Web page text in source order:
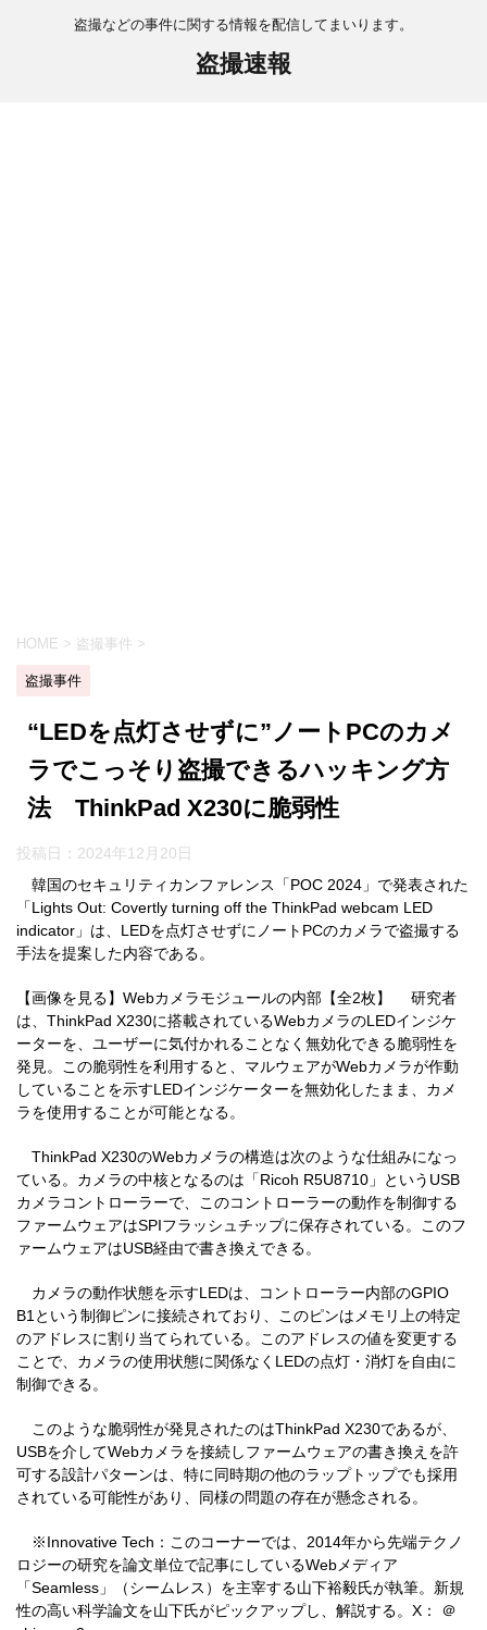
盗撮などの事件に関する情報を配信してまいります。
盗撮速報
HOME > 盗撮事件 >
盗撮事件
“LEDを点灯させずに”ノートPCのカメ
ラでこっそり盗撮できるハッキング方
法 ThinkPad X230に脆弱性
投稿日： 2024年12月20日
韓国のセキュリティカンファレンス「POC 2024」で発表された
「Lights Out: Covertly turning off the ThinkPad webcam LED
indicator」は、LEDを点灯させずにノートPCのカメラで盗撮する
手法を提案した内容である。
【画像を見る】Webカメラモジュールの内部【全2枚】 研究者
は、ThinkPad X230に搭載されているWebカメラのLEDインジケ
ーターを、ユーザーに気付かれることなく無効化できる脆弱性を
発見。この脆弱性を利用すると、マルウェアがWebカメラが作動
していることを示すLEDインジケーターを無効化したまま、カメ
ラを使用することが可能となる。
ThinkPad X230のWebカメラの構造は次のような仕組みになっ
ている。カメラの中核となるのは「Ricoh R5U8710」というUSB
カメラコントローラーで、このコントローラーの動作を制御する
ファームウェアはSPIフラッシュチップに保存されている。このフ
ァームウェアはUSB経由で書き換えできる。
カメラの動作状態を示すLEDは、コントローラー内部のGPIO
B1という制御ピンに接続されており、このピンはメモリ上の特定
のアドレスに割り当てられている。このアドレスの値を変更する
ことで、カメラの使用状態に関係なくLEDの点灯・消灯を自由に
制御できる。
このような脆弱性が発見されたのはThinkPad X230であるが、
USBを介してWebカメラを接続しファームウェアの書き換えを許
可する設計パターンは、特に同時期の他のラップトップでも採用
されている可能性があり、同様の問題の存在が懸念される。
※Innovative Tech：このコーナーでは、2014年から先端テクノ
ロジーの研究を論文単位で記事にしているWebメディア
「Seamless」（シームレス）を主宰する山下裕毅氏が執筆。新規
性の高い科学論文を山下氏がピックアップし、解説する。X： ＠